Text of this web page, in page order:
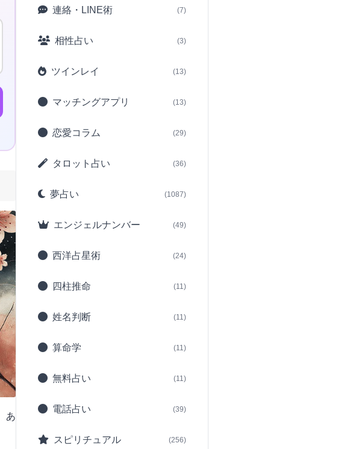
あ
連絡・LINE術 (7)
相性占い (3)
ツインレイ (13)
マッチングアプリ (13)
恋愛コラム (29)
タロット占い (36)
夢占い (1087)
エンジェルナンバー (49)
西洋占星術 (24)
四柱推命 (11)
姓名判断 (11)
算命学 (11)
無料占い (11)
電話占い (39)
スピリチュアル (256)